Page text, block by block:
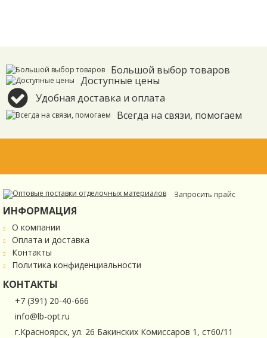
Большой выбор товаров
Доступные цены
Удобная доставка и оплата
Всегда на связи, помогаем
Запросить прайс
ИНФОРМАЦИЯ
О компании
Оплата и доставка
Контакты
Политика конфиденциальности
КОНТАКТЫ
+7 (391) 20-40-666
info@lb-opt.ru
г.Красноярск, ул. 26 Бакинских Комиссаров 1, ст60/11